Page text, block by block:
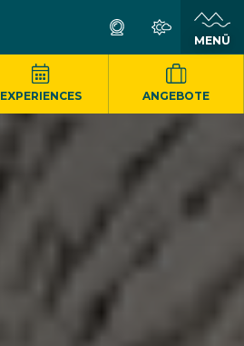
MENÜ
EXPERIENCES ANGEBOTE